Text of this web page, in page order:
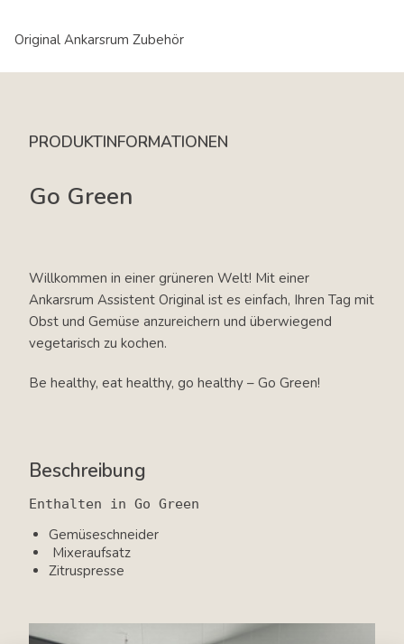
Original Ankarsrum Zubehör
PRODUKTINFORMATIONEN
Go Green
Willkommen in einer grüneren Welt! Mit einer
Ankarsrum Assistent Original ist es einfach, Ihren Tag mit
Obst und Gemüse anzureichern und überwiegend
vegetarisch zu kochen.
Be healthy, eat healthy, go healthy – Go Green!
Beschreibung
Gemüseschneider
Mixeraufsatz
Zitruspresse